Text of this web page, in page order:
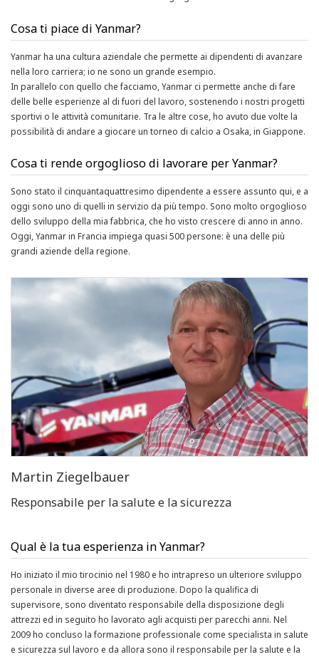
Cosa ti piace di Yanmar?
Yanmar ha una cultura aziendale che permette ai dipendenti di avanzare
nella loro carriera; io ne sono un grande esempio.
In parallelo con quello che facciamo, Yanmar ci permette anche di fare
delle belle esperienze al di fuori del lavoro, sostenendo i nostri progetti
sportivi o le attività comunitarie. Tra le altre cose, ho avuto due volte la
possibilità di andare a giocare un torneo di calcio a Osaka, in Giappone.
Cosa ti rende orgoglioso di lavorare per Yanmar?
Sono stato il cinquantaquattresimo dipendente a essere assunto qui, e a
oggi sono uno di quelli in servizio da più tempo. Sono molto orgoglioso
dello sviluppo della mia fabbrica, che ho visto crescere di anno in anno.
Oggi, Yanmar in Francia impiega quasi 500 persone: è una delle più
grandi aziende della regione.
Qual è la tua esperienza in Yanmar?
Ho iniziato il mio tirocinio nel 1980 e ho intrapreso un ulteriore sviluppo
personale in diverse aree di produzione. Dopo la qualifica di
supervisore, sono diventato responsabile della disposizione degli
attrezzi ed in seguito ho lavorato agli acquisti per parecchi anni. Nel
2009 ho concluso la formazione professionale come specialista in salute
e sicurezza sul lavoro e da allora sono il responsabile per la salute e la